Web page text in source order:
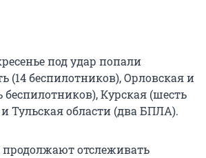
под удар попали
(14 беспилотников), Орловская и
Курская (шесть
Тульская области (два БПЛА).
отслеживать